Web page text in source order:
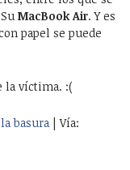
MacBook Air. Y es
papel se puede
la víctima. :(
basura | Vía: